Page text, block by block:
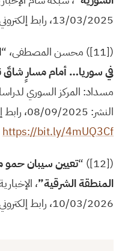
13/03/2025، رابط إلكتروني:
([11]) محسن المصطفى، “
في سوريا… أمام مسارٍ
مسداد: المركز السوري
النشر: 08/09/2025، رابط إلكتروني:
https://bit.ly/4mUQ3Cf
([12]) “
تعيين سيبان حمو
المنطقة الشرقية”،
10/03/2026، رابط إلكتروني: